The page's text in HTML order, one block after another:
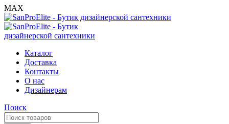
MAX
Каталог
Доставка
Контакты
О нас
Дизайнерам
Поиск